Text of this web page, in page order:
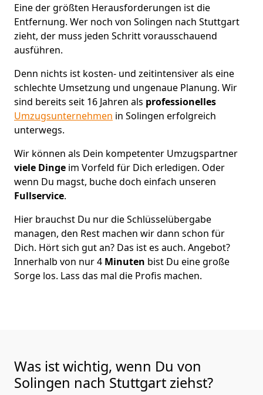
Eine der größten Herausforderungen ist die
Entfernung. Wer noch von Solingen nach Stuttgart
zieht, der muss jeden Schritt vorausschauend
ausführen.
Denn nichts ist kosten- und zeitintensiver als eine
schlechte Umsetzung und ungenaue Planung. Wir
sind bereits seit 16 Jahren als professionelles
Umzugsunternehmen in Solingen erfolgreich
unterwegs.
Wir können als Dein kompetenter Umzugspartner
viele Dinge im Vorfeld für Dich erledigen. Oder
wenn Du magst, buche doch einfach unseren
Fullservice.
Hier brauchst Du nur die Schlüsselübergabe
managen, den Rest machen wir dann schon für
Dich. Hört sich gut an? Das ist es auch. Angebot?
Innerhalb von nur 4 Minuten bist Du eine große
Sorge los. Lass das mal die Profis machen.
Was ist wichtig, wenn Du von
Solingen nach Stuttgart ziehst?